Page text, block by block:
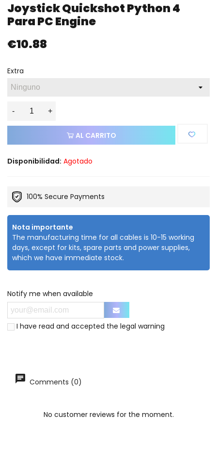
Joystick Quickshot Python 4
Para PC Engine
€10.88
Extra
- +
AL CARRITO
Disponibilidad: Agotado
100% Secure Payments
Nota importante
The manufacturing time for all cables is 10-15 working
days, except for kits, spare parts and power supplies,
which we have immediate stock.
Notify me when available
I have read and accepted the legal warning
Comments (0)
No customer reviews for the moment.